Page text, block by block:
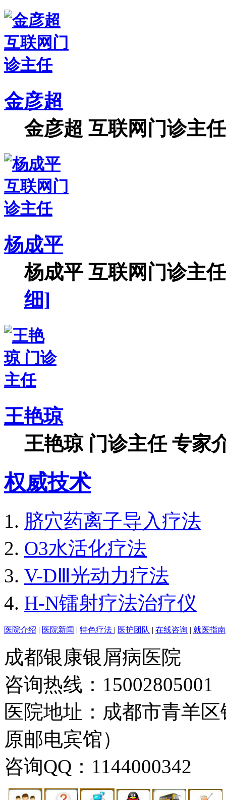
金彦超
金彦超 互联网门诊主
杨成平
杨成平 互联网门诊主
细]
王艳琼
王艳琼 门诊主任 专家
权威技术
脐穴药离子导入疗法
O3水活化疗法
V-DⅢ光动力疗法
H-N镭射疗法治疗仪
医院介绍 | 医院新闻 | 特色疗法 | 医护团队 | 在线咨询 | 就医指南
成都银康银屑病医院
咨询热线：15002805001
医院地址：成都市青羊
原邮电宾馆）
咨询QQ：1144000342